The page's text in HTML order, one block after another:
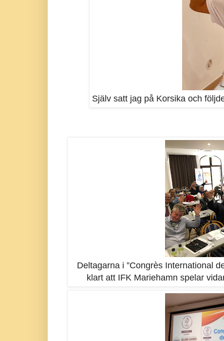
Själv satt jag på Korsika och
Deltagarna i ”Congrès International
klart att IFK Mariehamn spelar